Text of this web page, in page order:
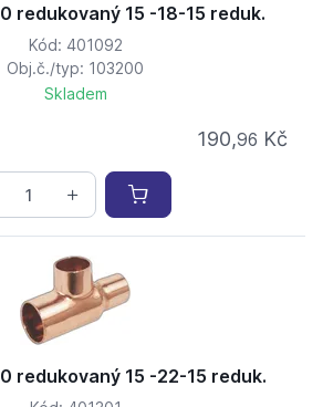
redukovaný 15 -18-15 reduk.
Kód: 401092
Obj.č./typ: 103200
Skladem
190,96 Kč
redukovaný 15 -22-15 reduk.